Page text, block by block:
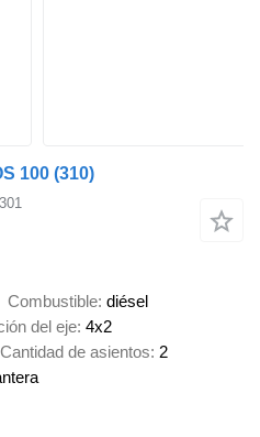
100 (310)
Combustible diésel
del eje 4x2
Cantidad de asientos 2